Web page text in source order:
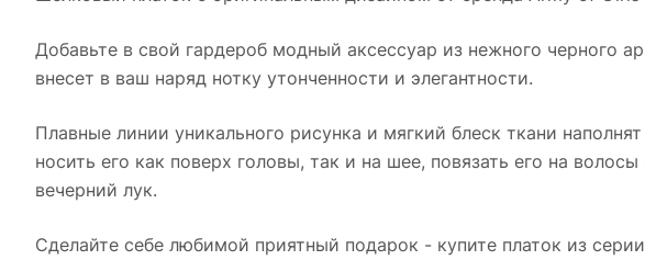
Добавьте в свой гардероб модный аксессуар из нежного черного
внесет в ваш наряд нотку утонченности и элегантности.
Плавные линии уникального рисунка и мягкий блеск ткани
носить его как поверх головы, так и на шее, повязать его на
вечерний лук.
Сделайте себе любимой приятный подарок - купите платок из